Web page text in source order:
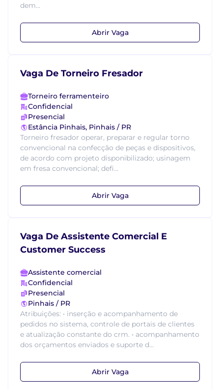
dem...
Abrir Vaga
Vaga De Torneiro Fresador
Torneiro ferramenteiro
Confidencial
Presencial
Estância Pinhais, Pinhais / PR
Torneiro fresador operar, preparar e regular torno
convencional na confecção de peças e dispositivos,
de acordo com projeto disponibilizado; usinagem
em fresa convencional; defi...
Abrir Vaga
Vaga De Assistente Comercial E
Customer Success
Assistente comercial
Confidencial
Presencial
Pinhais / PR
Atribuições: • inserção e acompanhamento de
pedidos no sistema, controle de portais de clientes
e atualização constante do crm. • acompanhamento
dos orçamentos enviados e suporte d...
Abrir Vaga